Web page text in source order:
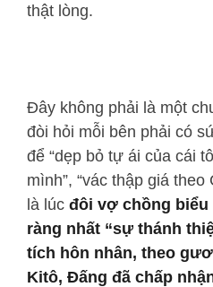
thật lòng.
Đây không phải là một
đòi hỏi mỗi bên phải có
để “dẹp bỏ tự ái của cái
mình”, “vác thập giá
là lúc đôi vợ chồng biểu
ràng nhất “sự thánh
tích hôn nhân, theo
Kitô, Đấng đã chấp